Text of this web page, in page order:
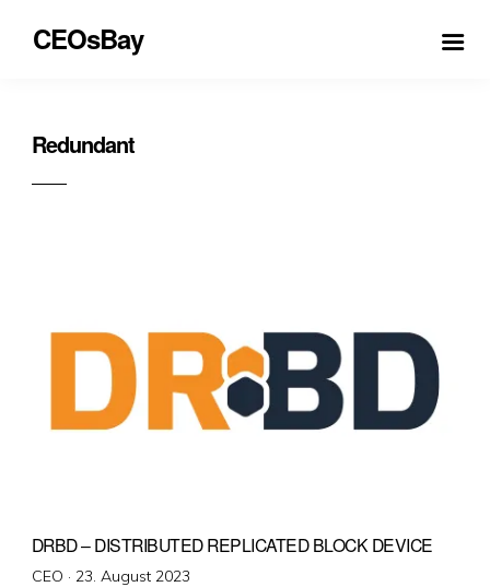
CEOsBay
Redundant
DRBD – DISTRIBUTED REPLICATED BLOCK DEVICE
CEO · Veröffentlicht
23. August 2023